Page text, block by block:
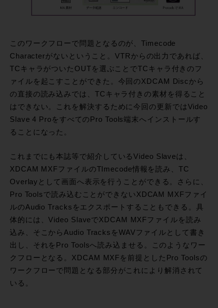
このワークフローで問題となるのが、Timecode
Characterがないということ。VTRからの出力であれば、
TCキャラがついたOUTを選ぶことでTCキャラ付きのフ
ァイルを起こすことができた。今回のXDCAM Discから
の直接の読み込みでは、TCキャラ付きの素材を得ること
はできない。これを解決するために今回の更新ではVideo
Slave 4 ProをすべてのPro Tools端末へインストールす
ることになった。
これまでにも本誌等で紹介しているVideo Slaveは、
XDCAM MXFファイルのTImecode情報を読み、TC
Overlayとして画面へ表示を行うことができる。さらに、
Pro Toolsで読み込むことができないXDCAM MXFファイ
ルのAudio Tracksをエクスポートすることもできる。具
体的には、Video SlaveでXDCAM MXFファイルを読み
込み、そこからAudio TracksをWAVファイルとして書き
出し、それをPro Toolsへ読み込ませる。このようなワー
クフローとなる。XDCAM MXFを前提としたPro Toolsの
ワークフローで問題となる部分がこれにより解消されて
いる。